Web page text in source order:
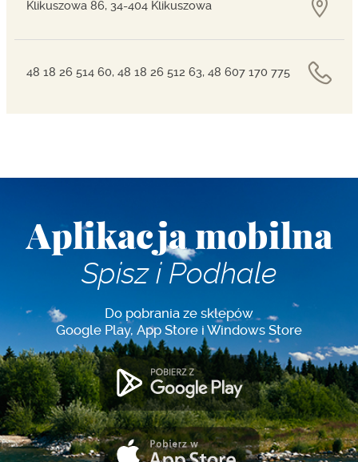
Klikuszowa 86, 34-404 Klikuszowa
48 18 26 514 60, 48 18 26 512 63, 48 607 170 775
Aplikacja mobilna
Spisz i Podhale
Do pobrania ze sklepów
Google Play, App Store i Windows Store